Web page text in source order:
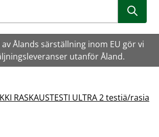
av Ålands särställning inom EU gör vi
utanför Åland.
RASKAUSTESTI ULTRA 2 testiä/rasia